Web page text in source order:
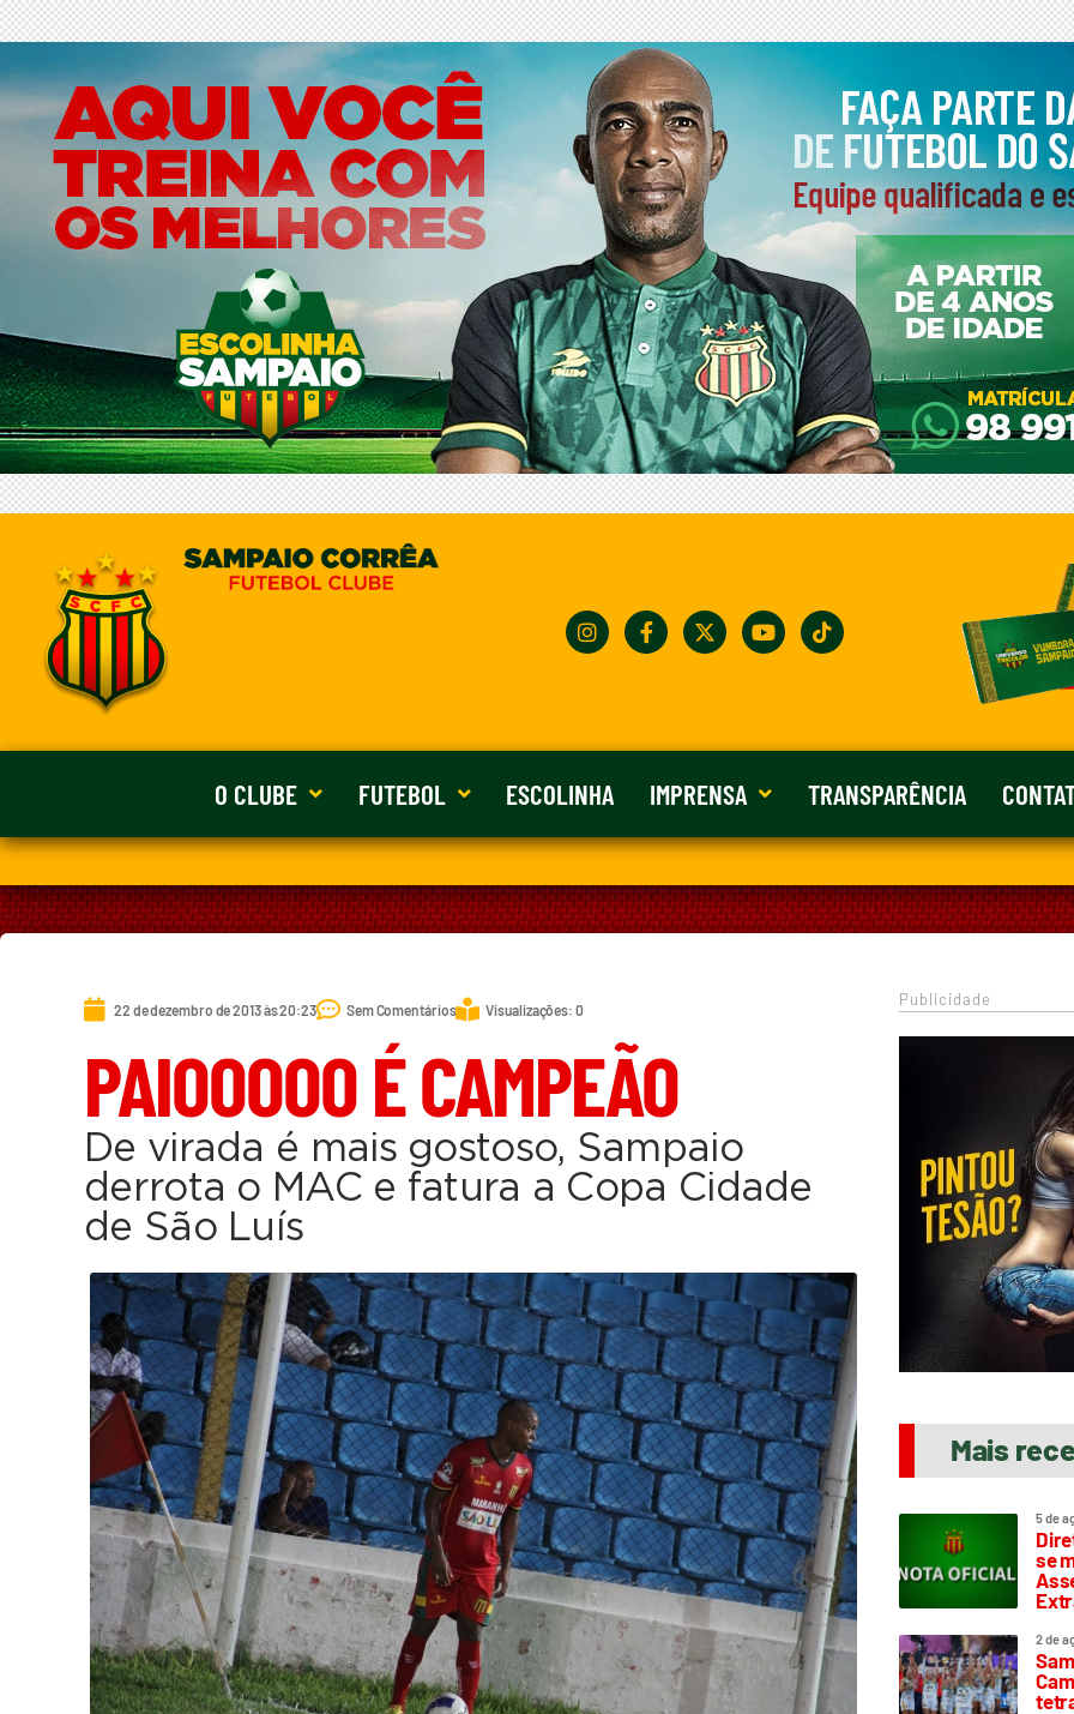
O CLUBE FUTEBOL ESCOLINHA IMPRENSA TRANSPARÊNCIA
22 de dezembro de 2013 às 20:23 Sem Comentários Visualizações: 0
PAIOOOOO É CAMPEÃO
De virada é mais gostoso, Sampaio
derrota o MAC e fatura a Copa Cidade
de São Luís
Publicidade
Mais
5 de
se
2 de